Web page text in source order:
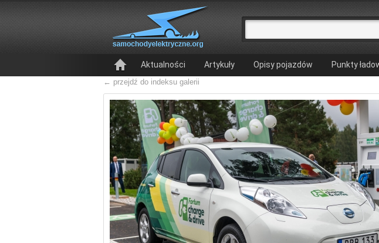
Aktualności Artykuły Opisy pojazdów Punkty
← przejdź do indeksu galerii